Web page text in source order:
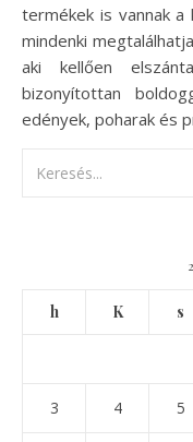
termékek is vannak a
mindenki
aki kellően
bizonyítottan
edények, poharak és
h K s
3 4 5